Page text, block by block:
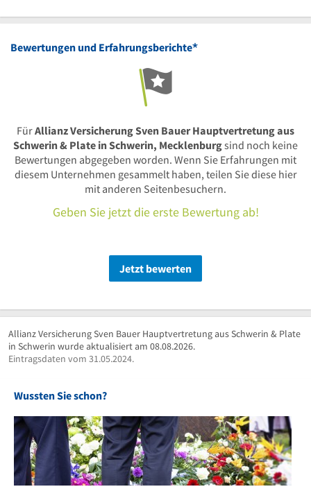
Uhr
Bewertungen und Erfahrungsberichte*
FürAllianz Versicherung Sven Bauer Hauptvertretung aus
Schwerin & Plate in Schwerin, Mecklenburgsind noch keine
Bewertungen abgegeben worden. Wenn Sie Erfahrungen mit
diesem Unternehmen gesammelt haben, teilen Sie diese hier
mit anderen Seitenbesuchern.
Geben Sie jetzt die erste Bewertung ab!
Jetzt bewerten
Allianz Versicherung Sven Bauer Hauptvertretung aus Schwerin & Plate
in Schwerin wurde aktualisiert am 08.08.2026.
Eintragsdaten vom 31.05.2024.
Wussten Sie schon?